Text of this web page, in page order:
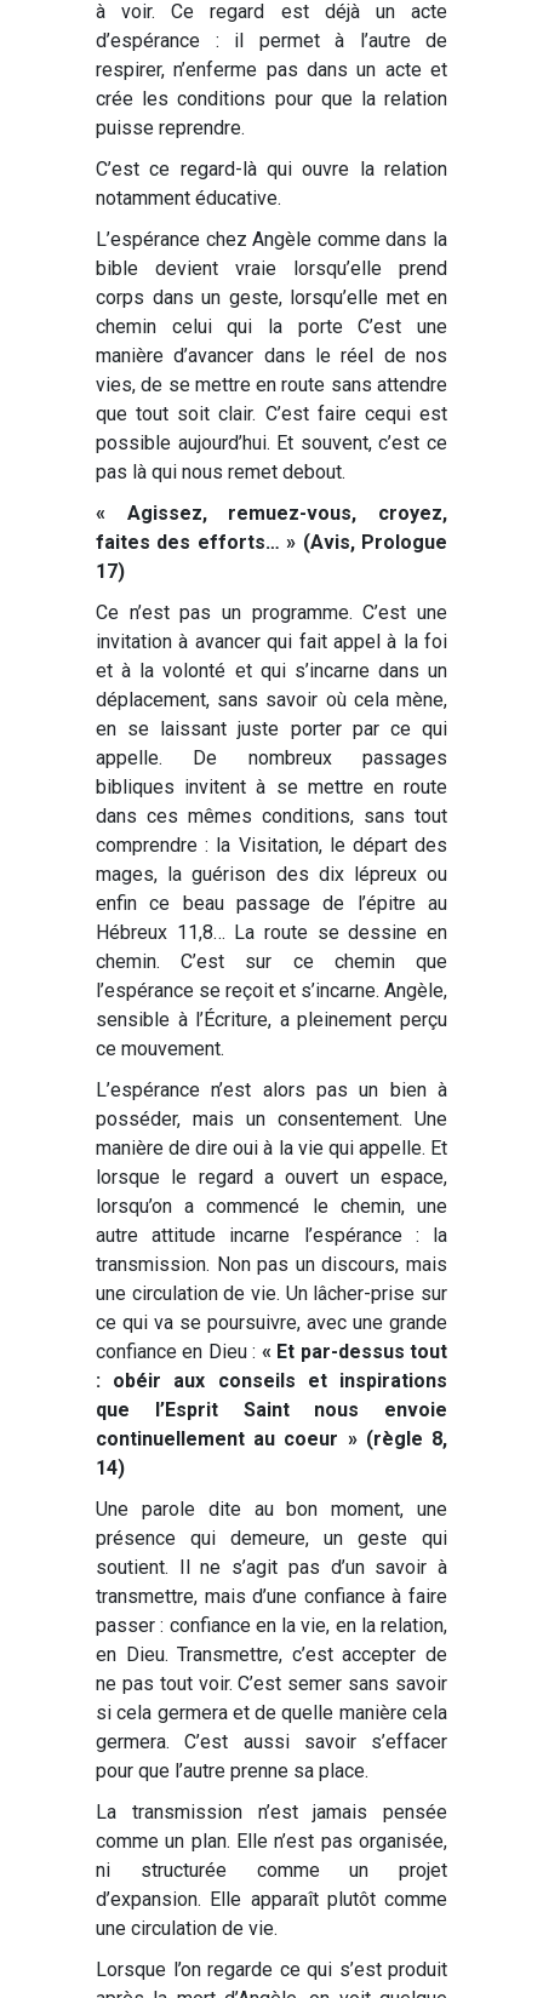
à voir. Ce regard est déjà un acte
d’espérance : il permet à l’autre de
respirer, n’enferme pas dans un acte et
crée les conditions pour que la relation
puisse reprendre.
C’est ce regard-là qui ouvre la relation
notamment éducative.
L’espérance chez Angèle comme dans la
bible devient vraie lorsqu’elle prend
corps dans un geste, lorsqu’elle met en
chemin celui qui la porte C’est une
manière d’avancer dans le réel de nos
vies, de se mettre en route sans attendre
que tout soit clair. C’est faire cequi est
possible aujourd’hui. Et souvent, c’est ce
pas là qui nous remet debout.
« Agissez, remuez-vous, croyez,
faites des efforts… » (Avis, Prologue
17)
Ce n’est pas un programme. C’est une
invitation à avancer qui fait appel à la foi
et à la volonté et qui s’incarne dans un
déplacement, sans savoir où cela mène,
en se laissant juste porter par ce qui
appelle. De nombreux passages
bibliques invitent à se mettre en route
dans ces mêmes conditions, sans tout
comprendre : la Visitation, le départ des
mages, la guérison des dix lépreux ou
enfin ce beau passage de l’épitre au
Hébreux 11,8… La route se dessine en
chemin. C’est sur ce chemin que
l’espérance se reçoit et s’incarne. Angèle,
sensible à l’Écriture, a pleinement perçu
ce mouvement.
L’espérance n’est alors pas un bien à
posséder, mais un consentement. Une
manière de dire oui à la vie qui appelle. Et
lorsque le regard a ouvert un espace,
lorsqu’on a commencé le chemin, une
autre attitude incarne l’espérance : la
transmission. Non pas un discours, mais
une circulation de vie. Un lâcher-prise sur
ce qui va se poursuivre, avec une grande
confiance en Dieu : « Et par-dessus tout
: obéir aux conseils et inspirations
que l’Esprit Saint nous envoie
continuellement au coeur » (règle 8,
14)
Une parole dite au bon moment, une
présence qui demeure, un geste qui
soutient. Il ne s’agit pas d’un savoir à
transmettre, mais d’une confiance à faire
passer : confiance en la vie, en la relation,
en Dieu. Transmettre, c’est accepter de
ne pas tout voir. C’est semer sans savoir
si cela germera et de quelle manière cela
germera. C’est aussi savoir s’effacer
pour que l’autre prenne sa place.
La transmission n’est jamais pensée
comme un plan. Elle n’est pas organisée,
ni structurée comme un projet
d’expansion. Elle apparaît plutôt comme
une circulation de vie.
Lorsque l’on regarde ce qui s’est produit